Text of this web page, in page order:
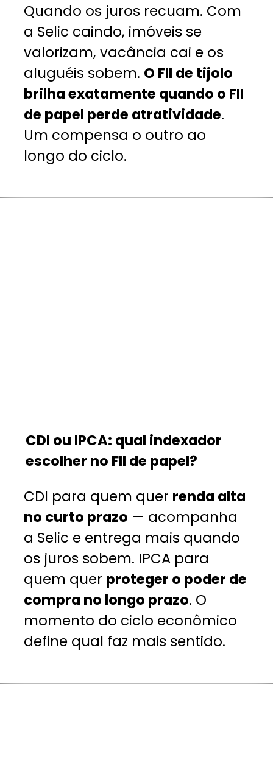
Quando os juros recuam. Com
a Selic caindo, imóveis se
valorizam, vacância cai e os
aluguéis sobem. O FII de tijolo
brilha exatamente quando o FII
de papel perde atratividade.
Um compensa o outro ao
longo do ciclo.
CDI para quem quer renda alta
no curto prazo — acompanha
a Selic e entrega mais quando
os juros sobem. IPCA para
quem quer proteger o poder de
compra no longo prazo. O
momento do ciclo econômico
define qual faz mais sentido.
CDI ou IPCA: qual indexador
escolher no FII de papel?